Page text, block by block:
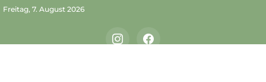
Freitag, 7. August 2026
InstagramFacebook